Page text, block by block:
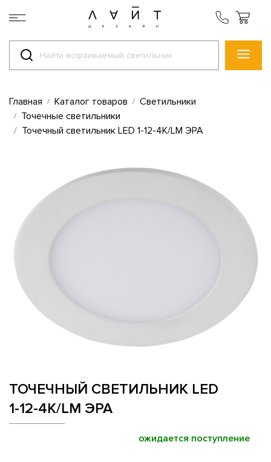
Главная Каталог товаров
Светильники
Точечные светильники
Точечный светильник LED 1-12-4K/LM ЭРА
ТОЧЕЧНЫЙ СВЕТИЛЬНИК LED
1-12-4K/LM ЭРА
ожидается поступление